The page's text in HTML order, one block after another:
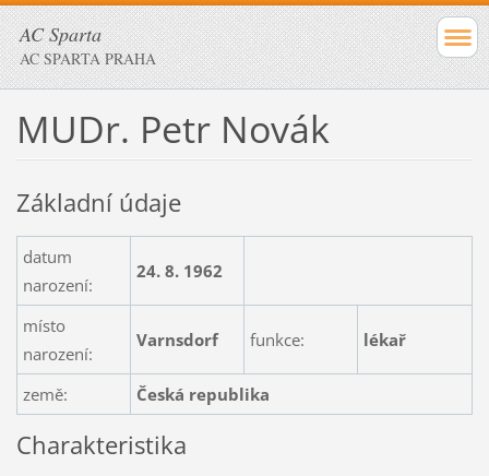
AC Sparta
AC SPARTA PRAHA
MUDr. Petr Novák
Základní údaje
datum
narození:
24. 8. 1962
místo
narození:
Varnsdorf funkce: lékař
země: Česká republika
Charakteristika